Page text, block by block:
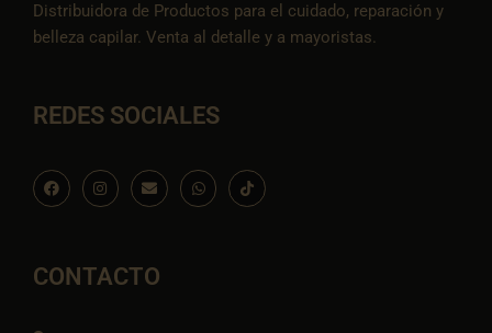
Distribuidora de Productos para el cuidado, reparación y
belleza capilar. Venta al detalle y a mayoristas.
REDES SOCIALES
F
a
c
o
k
I
n
s
r
a
E
n
v
p
e
W
h
a
I
c
o
CONTACTO